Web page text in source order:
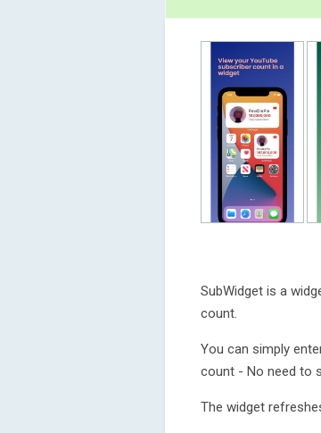
SubWidget is a
count.
You can simply
count - No need to
The widget